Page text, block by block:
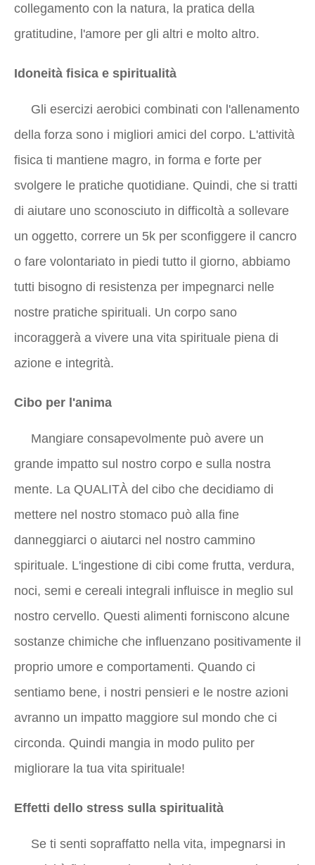
collegamento con la natura, la pratica della
gratitudine, l'amore per gli altri e molto altro.
Idoneità fisica e spiritualità
Gli esercizi aerobici combinati con l'allenamento
della forza sono i migliori amici del corpo. L'attività
fisica ti mantiene magro, in forma e forte per
svolgere le pratiche quotidiane. Quindi, che si tratti
di aiutare uno sconosciuto in difficoltà a sollevare
un oggetto, correre un 5k per sconfiggere il cancro
o fare volontariato in piedi tutto il giorno, abbiamo
tutti bisogno di resistenza per impegnarci nelle
nostre pratiche spirituali. Un corpo sano
incoraggerà a vivere una vita spirituale piena di
azione e integrità.
Cibo per l'anima
Mangiare consapevolmente può avere un
grande impatto sul nostro corpo e sulla nostra
mente. La QUALITÀ del cibo che decidiamo di
mettere nel nostro stomaco può alla fine
danneggiarci o aiutarci nel nostro cammino
spirituale. L'ingestione di cibi come frutta, verdura,
noci, semi e cereali integrali influisce in meglio sul
nostro cervello. Questi alimenti forniscono alcune
sostanze chimiche che influenzano positivamente il
proprio umore e comportamenti. Quando ci
sentiamo bene, i nostri pensieri e le nostre azioni
avranno un impatto maggiore sul mondo che ci
circonda. Quindi mangia in modo pulito per
migliorare la tua vita spirituale!
Effetti dello stress sulla spiritualità
Se ti senti sopraffatto nella vita, impegnarsi in